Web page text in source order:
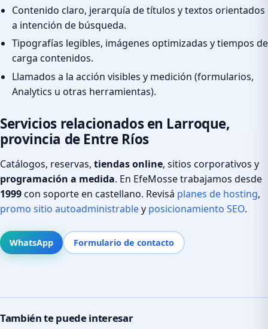
Contenido claro, jerarquía de títulos y textos orientados
a intención de búsqueda.
Tipografías legibles, imágenes optimizadas y tiempos de
carga contenidos.
Llamados a la acción visibles y medición (formularios,
Analytics u otras herramientas).
Servicios relacionados en Larroque,
provincia de Entre Ríos
Catálogos, reservas, tiendas online, sitios corporativos y
programación a medida. En EfeMosse trabajamos desde
1999con soporte en castellano. Revisá planes de hosting,
promo sitio autoadministrabley posicionamiento SEO.
WhatsApp Formulario de contacto
También te puede interesar